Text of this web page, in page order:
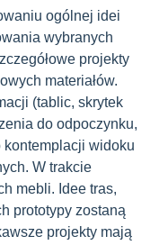
ogólnej idei
wybranych
projekty
materiałów.
(tablic, skrytek
do odpoczynku,
widoku
W trakcie
mebli. Idee tras,
prototypy zostaną
projekty mają